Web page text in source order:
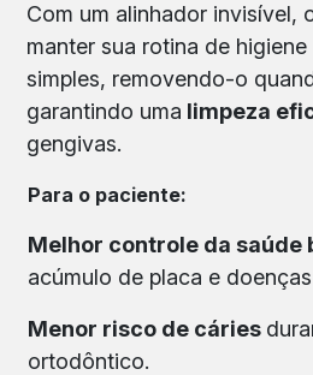
Com um alinhador invisível,
manter sua rotina de
simples, removendo-o
garantindo uma limpeza
gengivas.
Para o paciente:
Melhor controle da saúde
acúmulo de placa e
Menor risco de cáries
ortodôntico.